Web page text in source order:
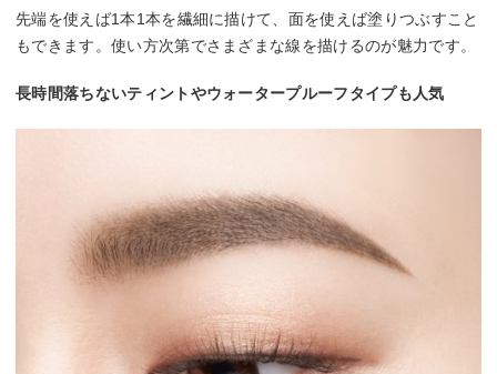
先端を使えば1本1本を繊細に描けて、面を使えば塗りつぶすこと
もできます。使い方次第でさまざまな線を描けるのが魅力です。
長時間落ちないティントやウォータープルーフタイプも人気